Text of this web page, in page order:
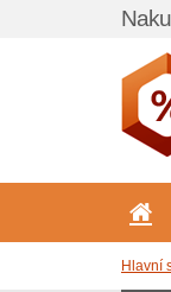
Hlavní